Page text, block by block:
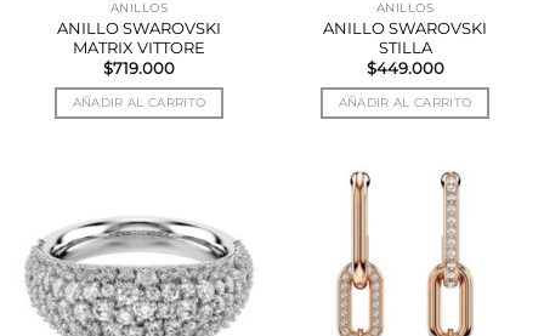
ANILLOS
ANILLO SWAROVSKI
MATRIX VITTORE
$719.000
AÑADIR AL CARRITO
ANILLOS
ANILLO SWAROVSKI
STILLA
$449.000
AÑADIR AL CARRITO